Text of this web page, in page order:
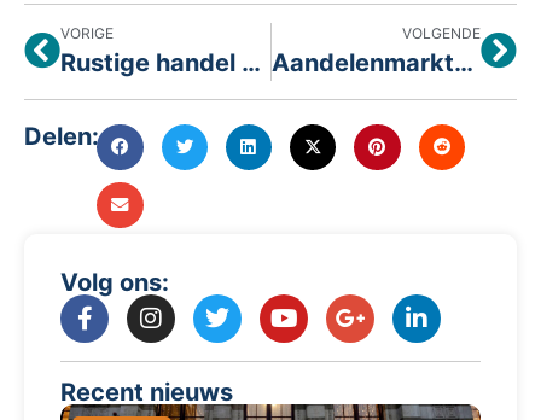
VORIGE
Rustige handel op het Damrak richting de feestdagen
VOLGENDE
Aandelenmarkten sluiten het jaar sterk af, edelmetalen blijven favoriet
Delen:
Volg ons:
Recent nieuws